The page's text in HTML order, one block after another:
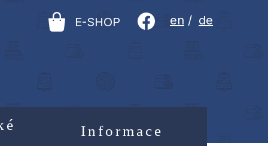
en / de
E-SHOP
Informace